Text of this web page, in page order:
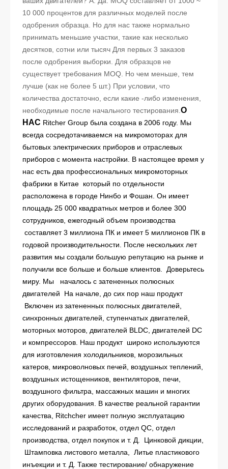
10 000 процентов для различных моделей после
одобрения образца. Но для нас также нормально
принимать меньшие участки, такие как несколько
десятков, сотни или тысяч Для первых 3 заказов
после одобрения выборки. Для образцов не
существует требования MOQ. Но чем меньше, тем
лучше (как не более 5 шт.) При условии, что
количества достаточно, если какие -либо изменения,
необходимые после начального тестирования. О
НАС Ritcher Group была создана в 2006 году. Мы
всегда сосредотачиваемся на микромоторах для
бытовых электрических приборов и отраслевых
приборов с момента настройки. В настоящее время у
нас есть два профессиональных микромоторных
фабрики в Китае который по отдельности
расположена в городе Нинбо и Фошан. Он имеет
площадь 25 000 квадратных метров и более 300
сотрудников, ежегодный объем производства
составляет 3 миллиона ПК и имеет 5 миллионов ПК в
годовой производительности. После нескольких лет
развития мы создали большую репутацию на рынке и
получили все больше и больше клиентов. Доверьтесь
миру. Мы началось с затененных полюсных
двигателей На начале, до сих пор наш продукт
Включен из затененных полюсных двигателей,
синхронных двигателей, ступенчатых двигателей,
моторных моторов, двигателей BLDC, двигателей DC
и компрессоров. Наш продукт широко используются
для изготовления холодильников, морозильных
катеров, микроволновых печей, воздушных теплений,
воздушных истощенников, вентиляторов, печи,
воздушного фильтра, массажных машин и многих
других оборудования.
В качестве реальной гарантии
качества, Ritchcher имеет полную эксплуатацию
исследований и разработок, отдел QC, отдел
производства, отдел покупок и т. Д.
Цинковой дикции,
Штамповка листового металла,
Литье пластикового
инъекции и т. Д. Также тестирование/ обнаружение